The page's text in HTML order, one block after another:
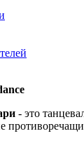
- это